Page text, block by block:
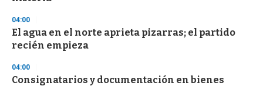
04:00
El agua en el norte aprieta pizarras; el partido
recién empieza
04:00
Consignatarios y documentación en bienes